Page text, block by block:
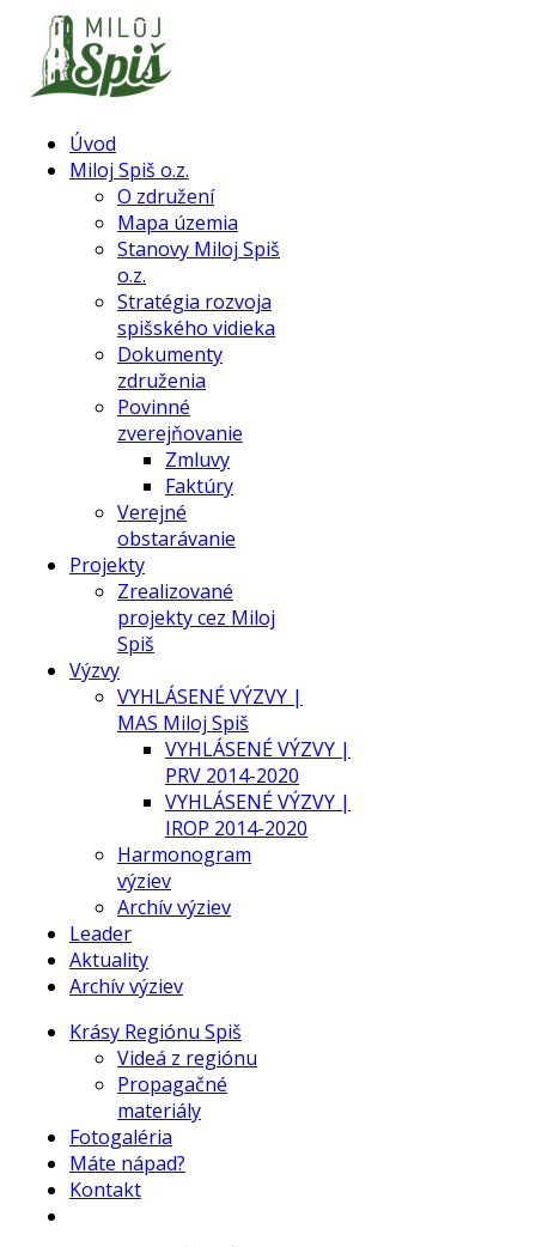
Úvod
Miloj Spiš o.z.
O združení
Mapa územia
Stanovy Miloj Spiš
o.z.
Stratégia rozvoja
spišského vidieka
Dokumenty
združenia
Povinné
zverejňovanie
Zmluvy
Faktúry
Verejné
obstarávanie
Projekty
Zrealizované
projekty cez Miloj
Spiš
Výzvy
VYHLÁSENÉ VÝZVY |
MAS Miloj Spiš
VYHLÁSENÉ VÝZVY |
PRV 2014-2020
VYHLÁSENÉ VÝZVY |
IROP 2014-2020
Harmonogram
výziev
Archív výziev
Leader
Aktuality
Archív výziev
Krásy Regiónu Spiš
Videá z regiónu
Propagačné
materiály
Fotogaléria
Máte nápad?
Kontakt